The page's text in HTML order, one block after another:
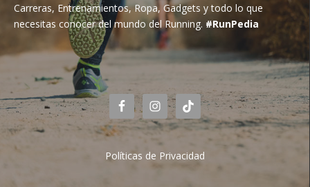
Carreras, Entrenamientos, Ropa, Gadgets y todo lo que
necesitas conocer del mundo del Running. #RunPedia
Políticas de Privacidad